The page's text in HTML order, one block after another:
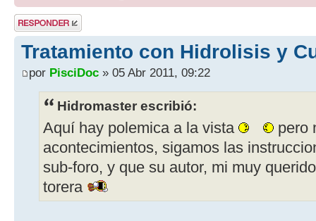
Publicar una
respuesta
Tratamiento con Hidrolisis y
por PisciDoc » 05 Abr 2011, 09:22
Hidromaster escribió:
Aquí hay polemica a la vista
pero
acontecimientos, sigamos las
sub-foro, y que su autor, mi muy
torera